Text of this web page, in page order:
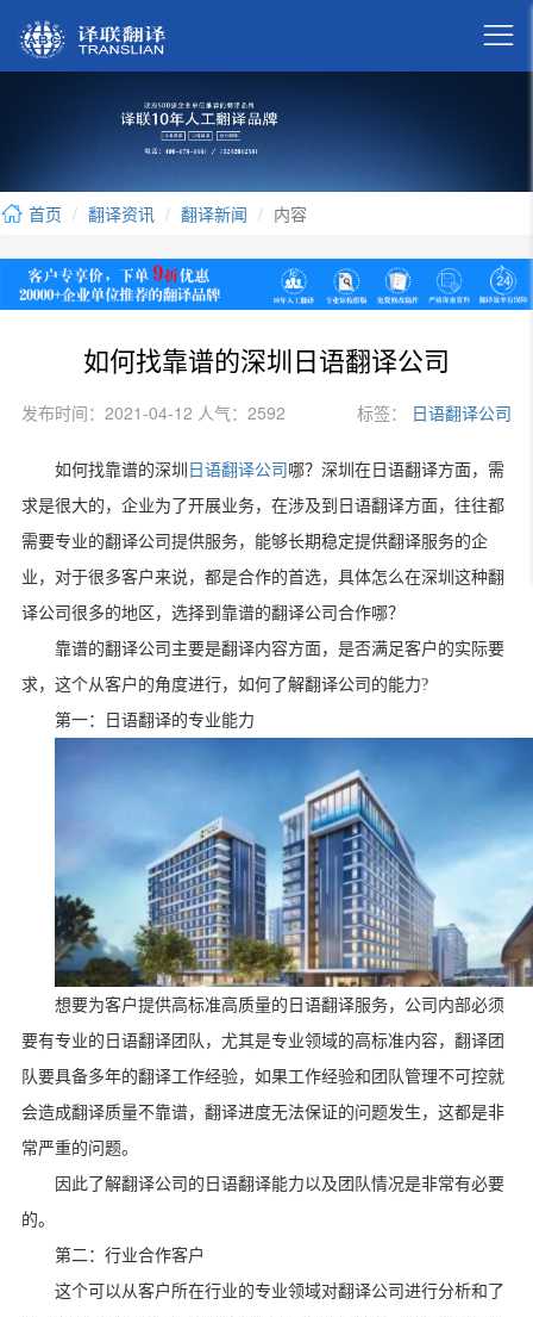

首页 翻译资讯 翻译新闻 内容
如何找靠谱的深圳日语翻译公司
发布时间：2021-04-12 人气：2592 标签： 日语翻译公司
如何找靠谱的深圳 日语翻译公司 哪？深圳在日语翻译方面，需
求是很大的，企业为了开展业务，在涉及到日语翻译方面，往往都
需要专业的翻译公司提供服务，能够长期稳定提供翻译服务的企
业，对于很多客户来说，都是合作的首选，具体怎么在深圳这种翻
译公司很多的地区，选择到靠谱的翻译公司合作哪？
靠谱的翻译公司主要是翻译内容方面，是否满足客户的实际要
求，这个从客户的角度进行，如何了解翻译公司的能力?
第一：日语翻译的专业能力
想要为客户提供高标准高质量的日语翻译服务，公司内部必须
要有专业的日语翻译团队，尤其是专业领域的高标准内容，翻译团
队要具备多年的翻译工作经验，如果工作经验和团队管理不可控就
会造成翻译质量不靠谱，翻译进度无法保证的问题发生，这都是非
常严重的问题。
因此了解翻译公司的日语翻译能力以及团队情况是非常有必要
的。
第二：行业合作客户
这个可以从客户所在行业的专业领域对翻译公司进行分析和了